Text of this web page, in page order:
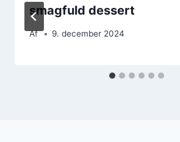
smagfuld dessert
Af 9. december 2024